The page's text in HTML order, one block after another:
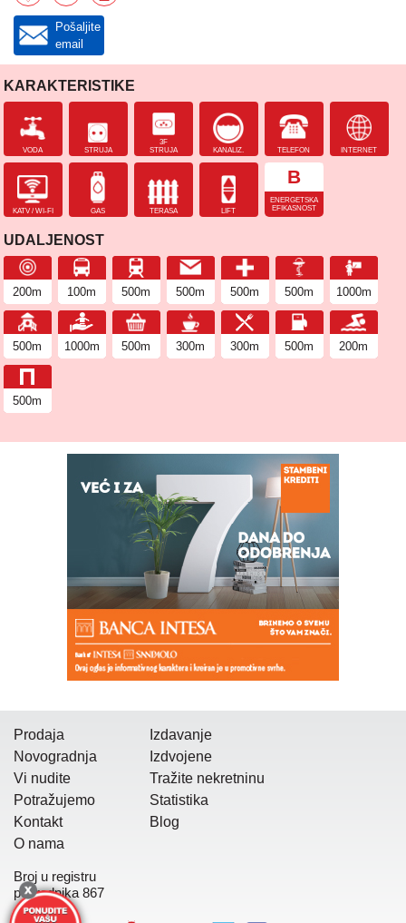
Pošaljite
email
KARAKTERISTIKE
VODA STRUJA
3F
STRUJA
KANALIZ. TELEFON INTERNET
KATV / WI-FI GAS TERASA LIFT
B
ENERGETSKA
EFIKASNOST
UDALJENOST
200m 100m 500m 500m 500m 500m 1000m
500m 1000m 500m 300m 300m 500m 200m
500m
Prodaja
Izdavanje
Novogradnja
Izdvojene
Vi nudite
Tražite nekretninu
Potražujemo
Statistika
Kontakt
Blog
O nama
Broj u registru
posrednika 867